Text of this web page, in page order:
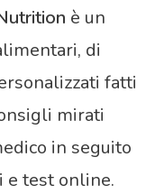
è un
di
fatti
mirati
in seguito
e test online.